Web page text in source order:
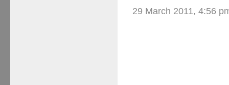
29 March 2011, 4:56